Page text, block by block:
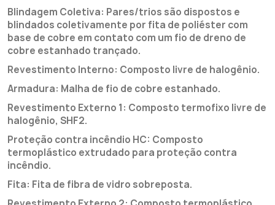
Blindagem Coletiva: Pares/trios são dispostos e
blindados coletivamente por fita de poliéster com
base de cobre em contato com um fio de dreno de
cobre estanhado trançado.
Revestimento Interno: Composto livre de halogênio.
Armadura: Malha de fio de cobre estanhado.
Revestimento Externo 1: Composto termofixo livre de
halogênio, SHF2.
Proteção contra incêndio HC: Composto
termoplástico extrudado para proteção contra
incêndio.
Fita: Fita de fibra de vidro sobreposta.